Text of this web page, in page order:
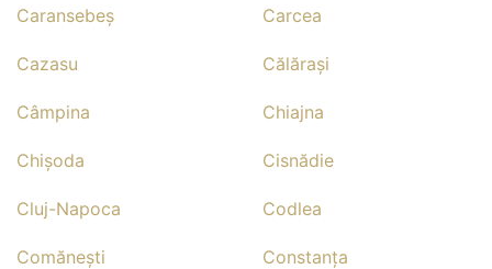
Caransebeş Carcea
Cazasu Călăraşi
Câmpina Chiajna
Chişoda Cisnădie
Cluj-Napoca Codlea
Comăneşti Constanţa